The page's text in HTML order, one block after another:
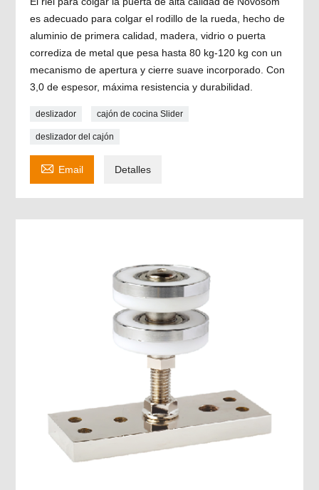
es adecuado para colgar el rodillo de la rueda, hecho de
aluminio de primera calidad, madera, vidrio o puerta
corrediza de metal que pesa hasta 80 kg-120 kg con un
mecanismo de apertura y cierre suave incorporado. Con
3,0 de espesor, máxima resistencia y durabilidad.
deslizador cajón de cocina Slider
deslizador del cajón
 Email Detalles